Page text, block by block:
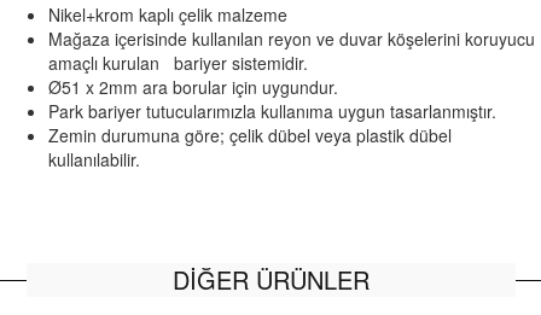
Nikel+krom kaplı çelik malzeme
Mağaza içerisinde kullanılan reyon ve duvar köşelerini koruyucu
amaçlı kurulan bariyer sistemidir.
Ø51 x 2mm ara borular için uygundur.
Park bariyer tutucularımızla kullanıma uygun tasarlanmıştır.
Zemin durumuna göre; çelik dübel veya plastik dübel
kullanılabilir.
DİĞER ÜRÜNLER